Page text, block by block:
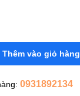
Thêm vào giỏ hàng
0931892134